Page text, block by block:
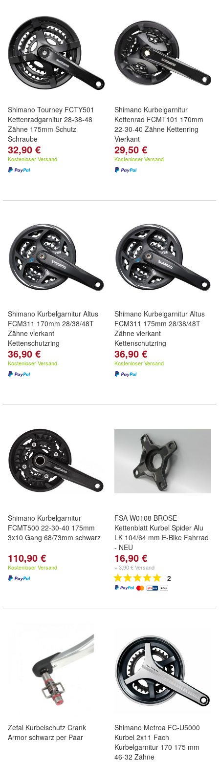
Shimano Tourney FCTY501
Kettenradgarnitur 28-38-48
Zähne 175mm Schutz
Schraube
32,90 €
Kostenloser Versand
Shimano Kurbelgarnitur
Kettenrad FCMT101 170mm
22-30-40 Zähne Kettenring
Vierkant
29,50 €
Kostenloser Versand
Shimano Kurbelgarnitur Altus
FCM311 170mm 28/38/48T
Zähne vierkant
Kettenschutzring
36,90 €
Kostenloser Versand
Shimano Kurbelgarnitur Altus
FCM311 175mm 28/38/48T
Zähne vierkant
Kettenschutzring
36,90 €
Kostenloser Versand
Shimano Kurbelgarnitur
FCMT500 22-30-40 175mm
3x10 Gang 68/73mm schwarz
110,90 €
Kostenloser Versand
FSA W0108 BROSE
Kettenblatt Kurbel Spider Alu
LK 104/64 mm E-Bike Fahrrad
- NEU
16,90 €
+ 3,90 € Versand
2
Zefal Kurbelschutz Crank
Armor schwarz per Paar
Shimano Metrea FC-U5000
Kurbel 2x11 Fach
Kurbelgarnitur 170 175 mm
46-32 Zähne